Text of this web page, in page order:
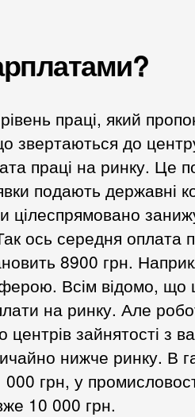
праці, який
звертаються до
праці на ринку. Це
подають державні
цілеспрямовано
ось середня оплата
8900 грн.
Всім відомо, що
на ринку. Але
центрів зайнятості з
нижче ринку. В
грн, у
10 000 грн.